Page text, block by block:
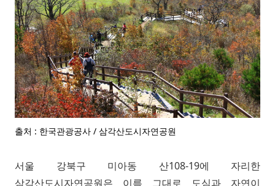
출처 : 한국관광공사 / 삼각산도시자연공원
서울 강북구 미아동 산108-19에 자리한
삼각산도시자연공원은 이름 그대로 도심과 자연이